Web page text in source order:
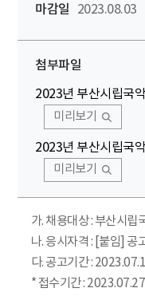
마감일
2023.08.03
첨부파일
2023년 부산시립국
미리보기
2023년 부산시립국
미리보기
가. 채용대상 : 부산시립
나. 응시자격 : [붙임] 공
다. 공고기간 :
* 접수기간 :